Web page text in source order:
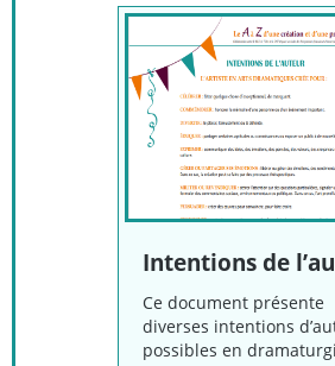
Intentions de
Ce document présente
diverses intentions
possibles en